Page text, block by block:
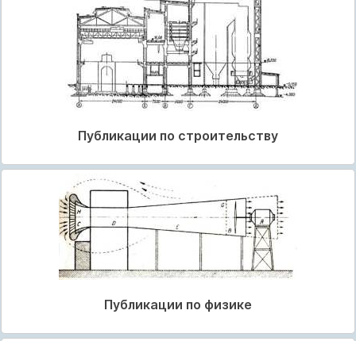
Публикации по строительству
Публикации по физике